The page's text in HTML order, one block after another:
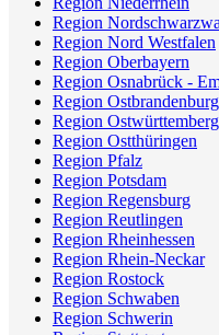
Region
Region Nord Westfalen
Region Oberbayern
Region Osnabrück -
Region Ostbrandenburg
Region Ostwürttemberg
Region Ostthüringen
Region Pfalz
Region Potsdam
Region Regensburg
Region Reutlingen
Region Rheinhessen
Region Rhein-Neckar
Region Rostock
Region Schwaben
Region Schwerin